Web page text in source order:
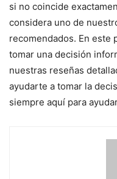
si no coincide
considera uno de
recomendados. En este
tomar una decisión
nuestras reseñas
ayudarte a tomar la
siempre aquí para